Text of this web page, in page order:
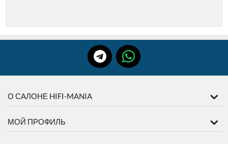
О САЛОНЕ HIFI-MANIA
МОЙ ПРОФИЛЬ